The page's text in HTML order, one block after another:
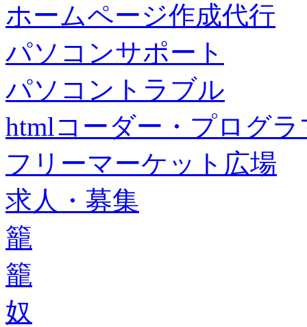
ホームページ作成代行
パソコンサポート
パソコントラブル
htmlコーダー・プログラ
フリーマーケット広場
求人・募集
籠
籠
奴